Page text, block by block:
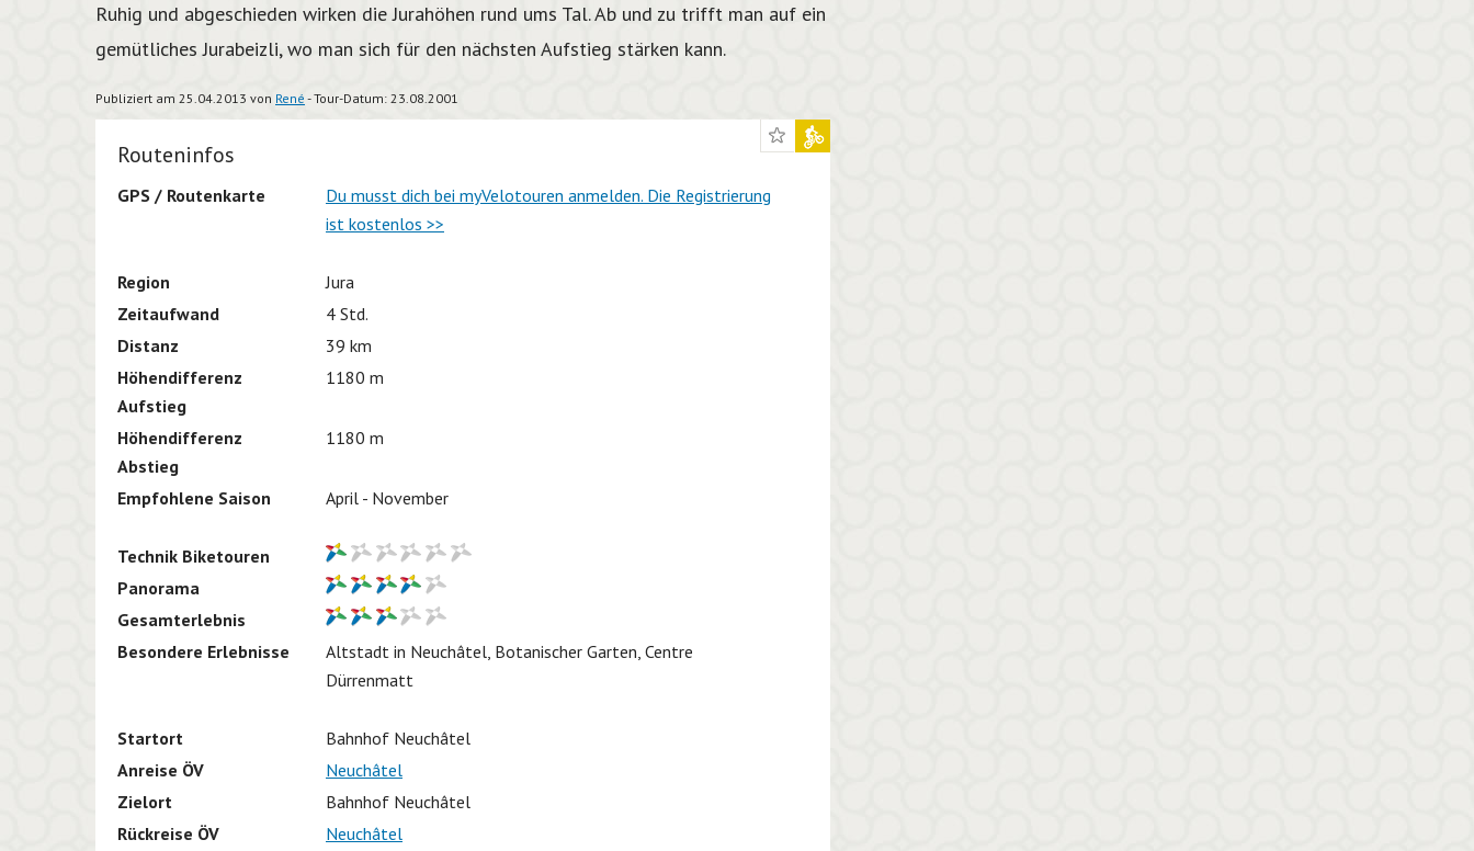
Ruhig und abgeschieden wirken die Jurahöhen rund ums Tal. Ab und zu trifft man auf ein
gemütliches Jurabeizli, wo man sich für den nächsten Aufstieg stärken kann.
Publiziert am 25.04.2013 von René - Tour-Datum: 23.08.2001
Routeninfos
GPS / Routenkarte
Du musst dich bei myVelotouren anmelden. Die Registrierung
ist kostenlos >>
Region
Jura
Zeitaufwand
4 Std.
Distanz
39 km
Höhendifferenz
Aufstieg
1180 m
Höhendifferenz
Abstieg
1180 m
Empfohlene Saison April - November
Technik Biketouren
Panorama
Gesamterlebnis
Besondere Erlebnisse
Altstadt in Neuchâtel, Botanischer Garten, Centre
Dürrenmatt
Startort
Bahnhof Neuchâtel
Anreise ÖV
Neuchâtel
Zielort
Bahnhof Neuchâtel
Rückreise ÖV
Neuchâtel